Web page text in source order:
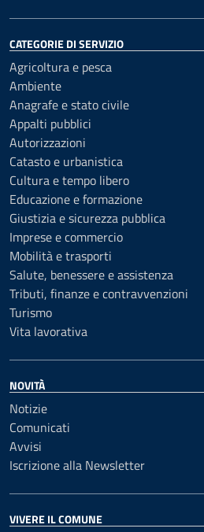
CATEGORIE DI SERVIZIO
Agricoltura e pesca
Ambiente
Anagrafe e stato civile
Appalti pubblici
Autorizzazioni
Catasto e urbanistica
Cultura e tempo libero
Educazione e formazione
Giustizia e sicurezza pubblica
Imprese e commercio
Mobilità e trasporti
Salute, benessere e assistenza
Tributi, finanze e contravvenzioni
Turismo
Vita lavorativa
NOVITÀ
Notizie
Comunicati
Avvisi
Iscrizione alla Newsletter
VIVERE IL COMUNE